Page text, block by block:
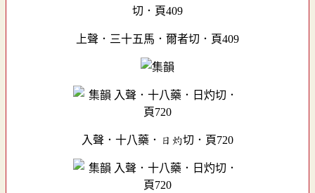
上聲．三十五馬．爾者切．頁409
入聲．十八藥．日灼切．頁720